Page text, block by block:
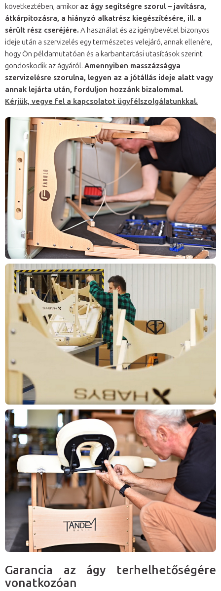
következtében, amikor az ágy segítségre szorul – javításra,
átkárpitozásra, a hiányzó alkatrész kiegészítésére, ill. a
sérült rész cseréjére. A használat és az igénybevétel bizonyos
ideje után a szervizelés egy természetes velejáró, annak ellenére,
hogy Ön példamutatóan és a karbantartási utasítások szerint
gondoskodik az ágyáról. Amennyiben masszázságya
szervizelésre szorulna, legyen az a jótállás ideje alatt vagy
annak lejárta után, forduljon hozzánk bizalommal.
Kérjük, vegye fel a kapcsolatot ügyfélszolgálatunkkal.
Garancia az ágy terhelhetőségére
vonatkozóan